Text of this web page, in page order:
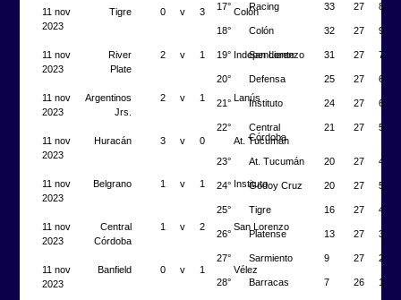
11 nov
2023
Tigre 0 v 3 Colón
11 nov
2023
River
Plate
2 v 1 Independiente
11 nov
2023
Argentinos
Jrs.
2 v 1 Lanús
11 nov
2023
Huracán 3 v 0 At. Tucumán
11 nov
2023
Belgrano 1 v 1 Instituto
11 nov
2023
Central
Córdoba
1 v 2 San Lorenzo
11 nov
2023
Banfield 0 v 1 Vélez
17° Racing 33 27 8
18° Colón 32 27 9
19° San Lorenzo 31 27 7
20° Defensa 25 27 6
21° Instituto 24 27 6
22°
Central
Córdoba
21 27 5
23° At. Tucumán 20 27 4
24° Godoy Cruz 20 27 5
25° Tigre 16 27 4
26° Platense 13 27 3
27° Sarmiento 9 27 2
28° Barracas 7 26 1